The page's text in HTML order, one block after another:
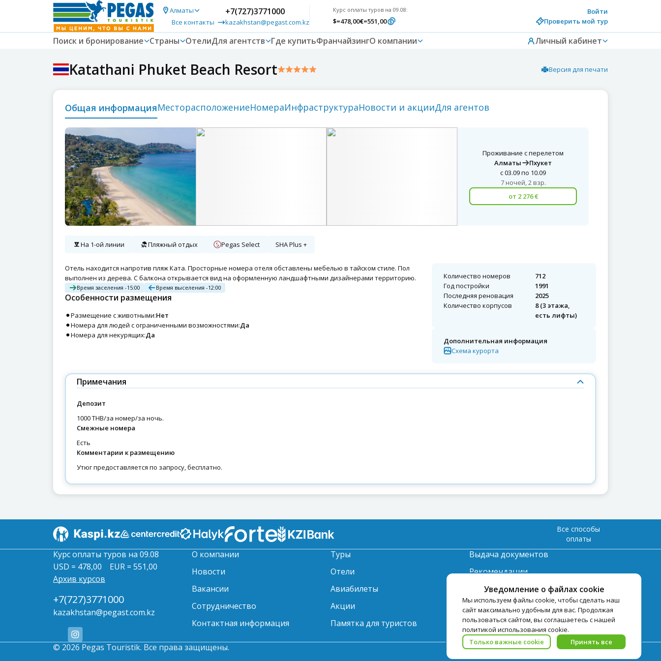
Алматы
Все контакты
+7(727)3771000
kazakhstan@pegast.com.kz
Курс оплаты туров на 09.08:
$=478,00€=551,00
Войти
Проверить мой тур
Поиск и бронирование Страны ОтелиДля агентств Где купитьФранчайзингО компании Личный кабинет
Katathani Phuket Beach Resort Версия для печати
общая информация месторасположение номера инфраструктура новости и акции для агентов
Проживание с перелетом
Алматы
Пхукет
с 03.09 по 10.09
7 ночей, 2 взр.
от 2 276 €
На 1-ой линии Пляжный отдых Pegas Select SHA Plus +
Отель находится напротив пляж Ката. Просторные номера отеля обставлены мебелью в тайском стиле. Пол
выполнен из дерева. С балкона открывается вид на оформленную ландшафтными дизайнерами территорию.
Время заселения -15:00 Время выселения -12:00
Особенности размещения
Размещение с животными:Нет
Номера для людей с ограниченными возможностями:Да
Номера для некурящих:Да
Количество номеров
712
Год постройки
1991
Последняя реновация
2025
Количество корпусов
8 (3 этажа,
есть лифты)
Дополнительная информация
Схема курорта
Примечания
Депозит
1000 THB/за номер/за ночь.
Смежные номера
есть
Комментарии к размещению
Утюг предоставляется по запросу, бесплатно.
Уведомление о файлах cookie
Мы используем файлы cookie, чтобы сделать наш
сайт максимально удобным для вас. Продолжая
пользоваться сайтом, вы соглашаетесь с нашей
политикой использования cookie.
Только важные cookie
Принять все
Все способы
оплаты
Курс оплаты туров на 09.08
USD = 478,00
EUR = 551,00
Архив курсов
+7(727)3771000
kazakhstan@pegast.com.kz
О компании
Новости
Вакансии
Сотрудничество
Контактная информация
Туры
Отели
Авиабилеты
Акции
Памятка для туристов
Выдача документов
Рекомендации
Вопрос-ответ
Счет и оплата
Важная информация по
турпродукту
© 2026 Pegas Touristik. Все права защищены.